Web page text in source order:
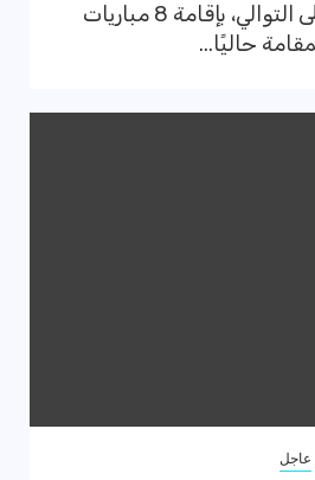
2023، لليوم الرابع على التوالي، بإقامة 8 مباريات
حاليًا...
عاجل